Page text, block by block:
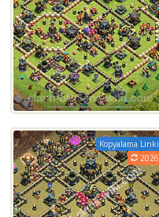
Kopyalama Linki
2026